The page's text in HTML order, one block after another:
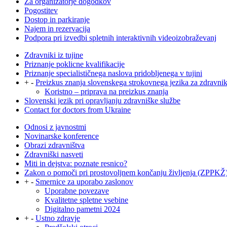
Pogostitev
Dostop in parkiranje
Najem in rezervacija
Podpora pri izvedbi spletnih interaktivnih videoizobraževanj
Zdravniki iz tujine
Priznanje poklicne kvalifikacije
Priznanje specialističnega naslova pridobljenega v tujini
+ - Preizkus znanja slovenskega strokovnega jezika za
Koristno – priprava na preizkus znanja
Slovenski jezik pri opravljanju zdravniške službe
Contact for doctors from Ukraine
Odnosi z javnostmi
Novinarske konference
Obrazi zdravništva
Zdravniški nasveti
Miti in dejstva: poznate resnico?
Zakon o pomoči pri prostovoljnem končanju življenja
+ - Smernice za uporabo zaslonov
Uporabne povezave
Kvalitetne spletne vsebine
Digitalno pametni 2024
+ - Ustno zdravje